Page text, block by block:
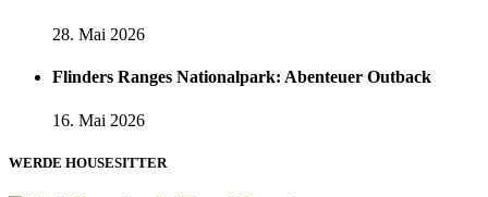
28. Mai 2026
Flinders Ranges Nationalpark: Abenteuer Outback
16. Mai 2026
WERDE HOUSESITTER